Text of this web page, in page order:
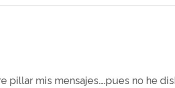
pillar mis mensajes….pues no he